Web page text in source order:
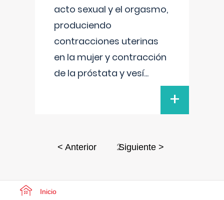
acto sexual y el orgasmo,
produciendo
contracciones uterinas
en la mujer y contracción
de la próstata y vesí...
+
< Anterior 2Siguiente >
Inicio